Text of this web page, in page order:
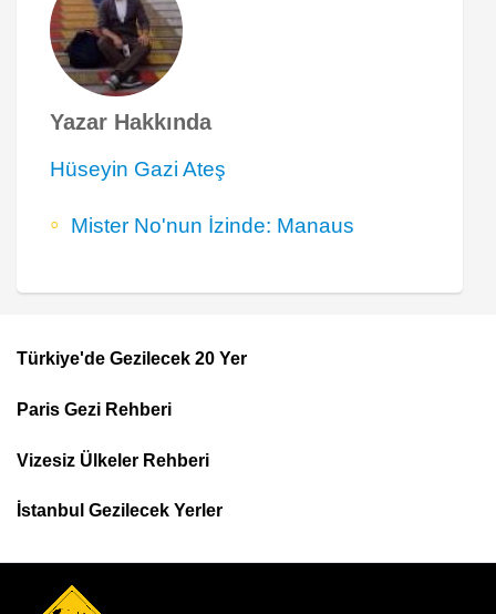
Yazar Hakkında
Hüseyin Gazi Ateş
Mister No'nun İzinde: Manaus
Top
Menu
Türkiye'de Gezilecek 20 Yer
Paris Gezi Rehberi
Vizesiz Ülkeler Rehberi
İstanbul Gezilecek Yerler